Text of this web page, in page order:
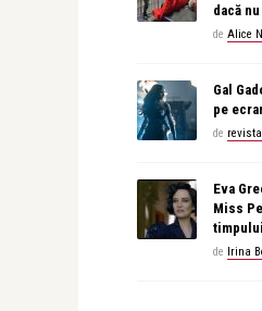
dacă
de Alice
Gal
pe
de
Eva
Miss
timpului
de Irina